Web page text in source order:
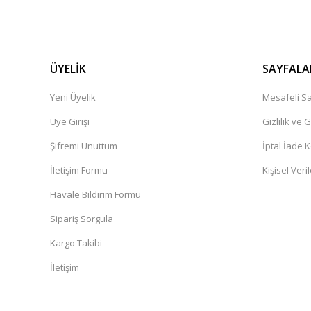
ÜYELİK
Yeni Üyelik
Üye Girişi
Şifremi Unuttum
İletişim Formu
Havale Bildirim Formu
Sipariş Sorgula
Kargo Takibi
İletişim
Mesafeli
Gizlilik ve
İptal İade
Kişisel